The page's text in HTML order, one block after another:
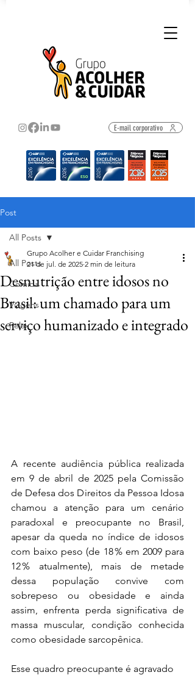
E-mail corporativo
Post
All Posts
Comida
Viagens
Relax
All Posts
Desnutrição entre idosos no
Brasil: um chamado para um
serviço humanizado e integrado
Grupo Acolher e Cuidar Franchising
21 de jul. de 2025 2 min de leitura
A recente audiência pública realizada
em 9 de abril de 2025 pela Comissão
de Defesa dos Direitos da Pessoa Idosa
chamou a atenção para um cenário
paradoxal e preocupante no Brasil,
apesar da queda no índice de idosos
com baixo peso (de 18 % em 2009 para
12 % atualmente), mais de metade
dessa população convive com
sobrepeso ou obesidade e ainda
assim, enfrenta perda significativa de
massa muscular, condição conhecida
como obesidade sarcopênica.
Esse quadro preocupante é agravado